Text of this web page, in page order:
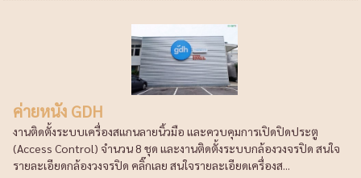
ค่ายหนัง GDH
งานติดตั้งระบบเครื่องสแกนลายนิ้วมือ และควบคุมการเปิดปิดประตู
(Access Control) จำนวน 8 ชุด และงานติดตั้งระบบกล้องวงจรปิด สนใจ
รายละเอียดกล้องวงจรปิด คลิ๊กเลย สนใจรายละเอียดเครื่องส...